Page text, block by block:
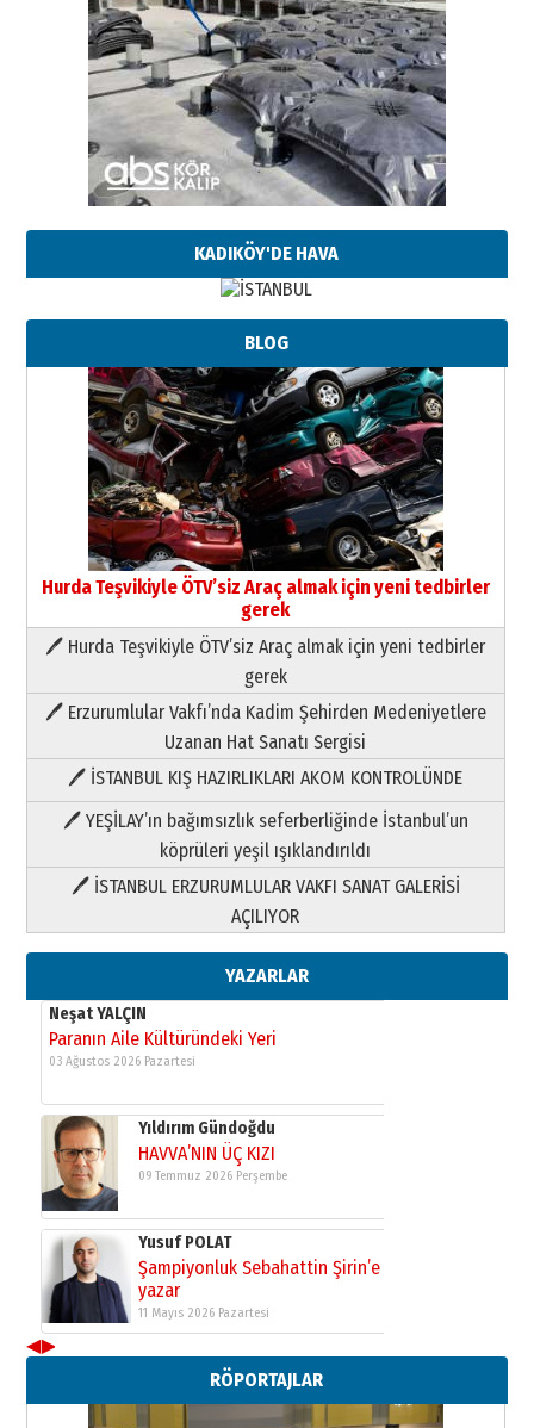
KADIKÖY'DE HAVA
BLOG
Hurda Teşvikiyle ÖTV’siz Araç almak için yeni tedbirler
gerek
🖊 Hurda Teşvikiyle ÖTV’siz Araç almak için yeni tedbirler
gerek
🖊 Erzurumlular Vakfı’nda Kadim Şehirden Medeniyetlere
Uzanan Hat Sanatı Sergisi
🖊 İSTANBUL KIŞ HAZIRLIKLARI AKOM KONTROLÜNDE
🖊 YEŞİLAY’ın bağımsızlık seferberliğinde İstanbul’un
köprüleri yeşil ışıklandırıldı
🖊 İSTANBUL ERZURUMLULAR VAKFI SANAT GALERİSİ
AÇILIYOR
YAZARLAR
Paranın Aile Kültüründeki Yeri
03 Ağustos 2026 Pazartesi
Yıldırım Gündoğdu
HAVVA’NIN ÜÇ KIZI
09 Temmuz 2026 Perşembe
Şampiyonluk Sebahattin Şirin’e
yazar
11 Mayıs 2026 Pazartesi
Neşat YALÇIN
Paranın Aile Kültüründeki Yeri
03 Ağustos 2026 Pazartesi
Yıldırım Gündoğdu
HAVVA’NIN ÜÇ KIZI
09 Temmuz 2026 Perşembe
Yusuf POLAT
Şampiyonluk Sebahattin Şirin’e
yazar
11 Mayıs 2026 Pazartesi
Neşat YALÇIN
Paranın Aile Kültüründeki Yeri
03 Ağustos 2026 Pazartesi
◀▶
RÖPORTAJLAR